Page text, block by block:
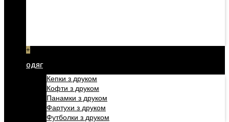
+
ОДЯГ
Кепки з друком
Кофти з друком
Панамки з друком
Фартухи з друком
Футболки з друком